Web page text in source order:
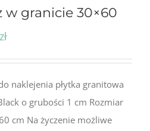
w granicie 30×60
zł
naklejenia płytka granitowa
o grubości 1 cm Rozmiar
cm Na życzenie możliwe